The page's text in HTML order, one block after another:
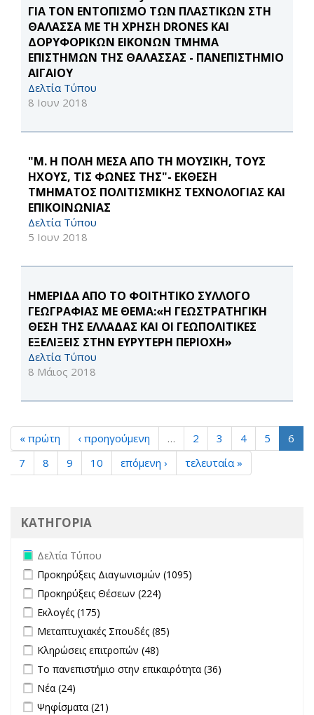
ΓΙΑ ΤΟΝ ΕΝΤΟΠΙΣΜΟ ΤΩΝ ΠΛΑΣΤΙΚΩΝ ΣΤΗ
ΘΑΛΑΣΣΑ ΜΕ ΤΗ ΧΡΗΣΗ DRONES ΚΑΙ
ΔΟΡΥΦΟΡΙΚΩΝ ΕΙΚΟΝΩΝ ΤΜΗΜΑ
ΕΠΙΣΤΗΜΩΝ ΤΗΣ ΘΑΛΑΣΣΑΣ - ΠΑΝΕΠΙΣΤΗΜΙΟ
ΑΙΓΑΙΟΥ
Δελτία Τύπου
8 Ιουν 2018
"Μ. Η ΠΟΛΗ ΜΕΣΑ ΑΠΟ ΤΗ ΜΟΥΣΙΚΗ, ΤΟΥΣ
ΗΧΟΥΣ, ΤΙΣ ΦΩΝΕΣ ΤΗΣ"- ΕΚΘΕΣΗ
ΤΜΗΜΑΤΟΣ ΠΟΛΙΤΙΣΜΙΚΗΣ ΤΕΧΝΟΛΟΓΙΑΣ ΚΑΙ
ΕΠΙΚΟΙΝΩΝΙΑΣ
Δελτία Τύπου
5 Ιουν 2018
ΗΜΕΡΙΔΑ ΑΠΟ ΤΟ ΦΟΙΤΗΤΙΚΟ ΣΥΛΛΟΓΟ
ΓΕΩΓΡΑΦΙΑΣ ΜΕ ΘΕΜΑ:«Η ΓΕΩΣΤΡΑΤΗΓΙΚΗ
ΘΕΣΗ ΤΗΣ ΕΛΛΑΔΑΣ ΚΑΙ ΟΙ ΓΕΩΠΟΛΙΤΙΚΕΣ
ΕΞΕΛΙΞΕΙΣ ΣΤΗΝ ΕΥΡΥΤΕΡΗ ΠΕΡΙΟΧΗ»
Δελτία Τύπου
8 Μάιος 2018
« πρώτη ‹ προηγούμενη … 2 3 4 5
6
7
8 9 10 επόμενη › τελευταία »
ΚΑΤΗΓΟΡΙΑ
Remove Δελτία Τύπου filter
Δελτία Τύπου
Apply Προκηρύξεις Διαγωνισμών filter
Προκηρύξεις Διαγωνισμών (1095)
Apply Προκηρύξεις Θέσεων filter
Προκηρύξεις Θέσεων (224)
Apply Εκλογές filter
Εκλογές (175)
Apply Μεταπτυχιακές Σπουδές filter
Μεταπτυχιακές Σπουδές (85)
Apply Κληρώσεις επιτροπών filter
Κληρώσεις επιτροπών (48)
Apply Το πανεπιστήμιο στην επικαιρότητα filter
Το πανεπιστήμιο στην επικαιρότητα (36)
Apply Νέα filter
Νέα (24)
Apply Ψηφίσματα filter
Ψηφίσματα (21)